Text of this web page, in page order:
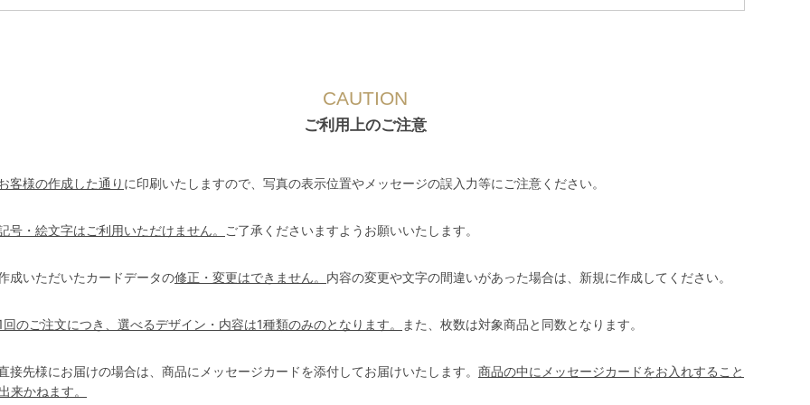
CAUTION
ご利用上のご注意
客様の作成した通り に印刷いたしますので、写真の表示位置やメッセージの誤入力等にご注意ください。
号・絵文字はご利用いただけません。 ご了承くださいますようお願いいたします。
成いただいたカードデータの修正・変更はできません。 内容の変更や文字の間違いがあった場合は、新規に作成してください。
回のご注文につき、選べるデザイン・内容は1種類のみのとなります。 また、枚数は対象商品と同数となります。
接先様にお届けの場合は、商品にメッセージカードを添付してお届けいたします。 商品の中にメッセージカードをお入れすること
来かねます。